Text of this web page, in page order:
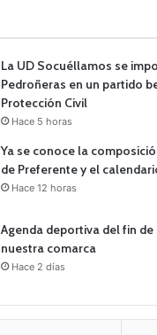
La UD Socuéllamos se
Pedroñeras en un partido
Protección Civil
Hace 5 horas
Ya se conoce la
de Preferente y el
Hace 12 horas
Agenda deportiva del fin de
nuestra comarca
Hace 2 días